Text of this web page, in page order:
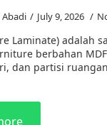
Abadi July 9, 2026
Laminate) adalah
berbahan
dan partisi